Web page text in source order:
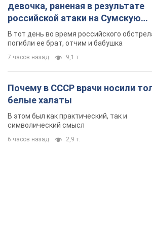
девочка, раненая в результате
российской атаки на Сумскую
область. Фото
В тот день во время российского
погибли ее брат, отчим и бабушка
7 часов назад 9,1 т.
Почему в СССР врачи носили
белые халаты
В этом был как практический, так и
символический смысл
6 часов назад 2,9 т.